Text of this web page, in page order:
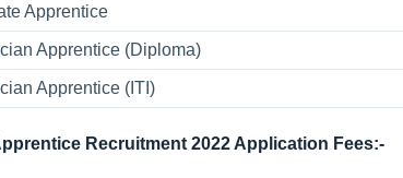
Apprentice
Apprentice (Diploma)
Apprentice (ITI)
Recruitment 2022 Application Fees:-